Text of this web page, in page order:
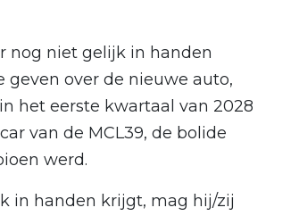
nog niet gelijk in handen
over de nieuwe auto,
het eerste kwartaal van 2028
van de MCL39, de bolide
werd.
in handen krijgt, mag hij/zij